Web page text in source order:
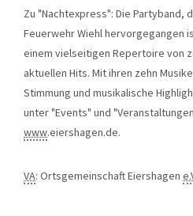
Zu "Nachtexpress": Die Partyband,
Feuerwehr Wiehl hervorgegangen
einem vielseitigen Repertoire von
aktuellen Hits. Mit ihren zehn
Stimmung und musikalische
unter "Events" und
www.eiershagen.de.
VA: Ortsgemeinschaft Eiershagen